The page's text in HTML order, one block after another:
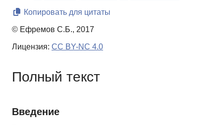
Копировать для цитаты
© Ефремов С.Б., 2017
Лицензия: CC BY-NC 4.0
Полный текст
Введение